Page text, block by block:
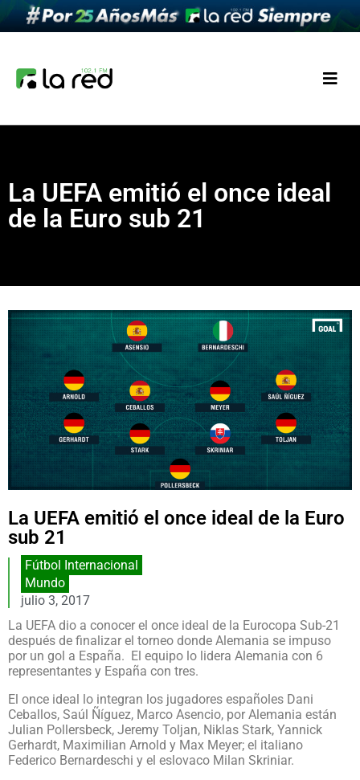
La UEFA emitió el once ideal
de la Euro sub 21
La UEFA emitió el once ideal de la Euro
sub 21
Fútbol Internacional
Mundo
julio 3, 2017
La UEFA dio a conocer el once ideal de la Eurocopa Sub-21
después de finalizar el torneo donde Alemania se impuso
por un gol a España. El equipo lo lidera Alemania con 6
representantes y España con tres.
El once ideal lo integran los jugadores españoles Dani
Ceballos, Saúl Ñíguez, Marco Asencio, por Alemania están
Julian Pollersbeck, Jeremy Toljan, Niklas Stark, Yannick
Gerhardt, Maximilian Arnold y Max Meyer; el italiano
Federico Bernardeschi y el eslovaco Milan Skriniar.